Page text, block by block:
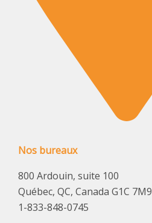
Nos bureaux
800 Ardouin, suite 100
Québec, QC, Canada G1C 7M9
1-833-848-0745